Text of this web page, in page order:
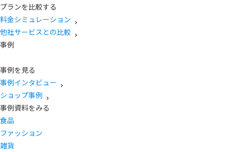
プランを比較する
料金シミュレーション
他社サービスとの比較
事例
事例を見る
事例インタビュー
ショップ事例
事例資料をみる
食品
ファッション
雑貨